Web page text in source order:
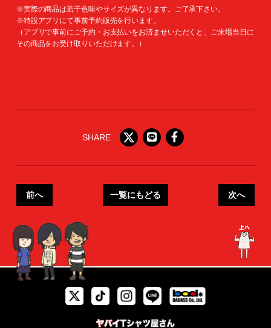
※実際の商品は若干色味やサイズが異なります。ご了承下さい。
※特設アプリにて事前予約販売を行います。
（アプリで事前にご予約・お支払いをお済ませいただくと、ご来場当日に
その商品をお受け取りいただけます。）
SHARE
前へ 一覧にもどる 次へ